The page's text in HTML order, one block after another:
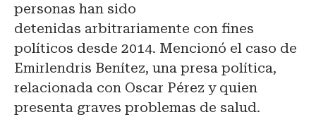
personas han sido
detenidas arbitrariamente con fines
políticos desde 2014. Mencionó el caso de
Emirlendris Benítez, una presa política,
relacionada con Oscar Pérez y quien
presenta graves problemas de salud.